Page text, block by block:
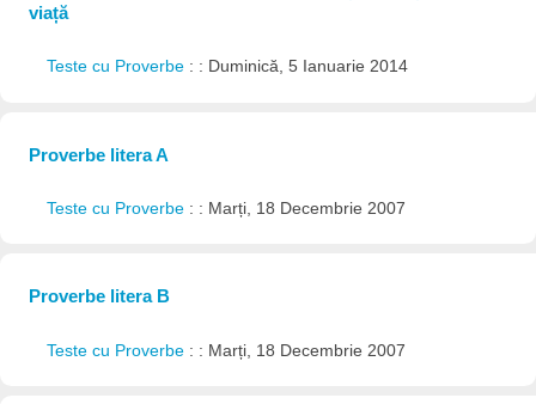
viață
Teste cu Proverbe : : Duminică, 5 Ianuarie 2014
Proverbe litera A
Teste cu Proverbe : : Marți, 18 Decembrie 2007
Proverbe litera B
Teste cu Proverbe : : Marți, 18 Decembrie 2007